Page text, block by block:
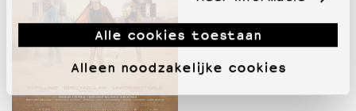
Alle cookies toestaan
Alleen noodzakelijke cookies